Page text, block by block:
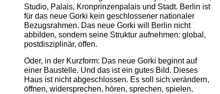
Studio, Palais, Kronprinzenpalais und Stadt. Berlin ist
für das neue Gorki kein geschlossener nationaler
Bezugsrahmen. Das neue Gorki will Berlin nicht
abbilden, sondern seine Struktur aufnehmen: global,
postdisziplinär, offen.
Oder, in der Kurzform: Das neue Gorki beginnt auf
einer Baustelle. Und das ist ein gutes Bild. Dieses
Haus ist nicht abgeschlossen. Es soll sich verändern,
öffnen, widersprechen, hören, sprechen, spielen,